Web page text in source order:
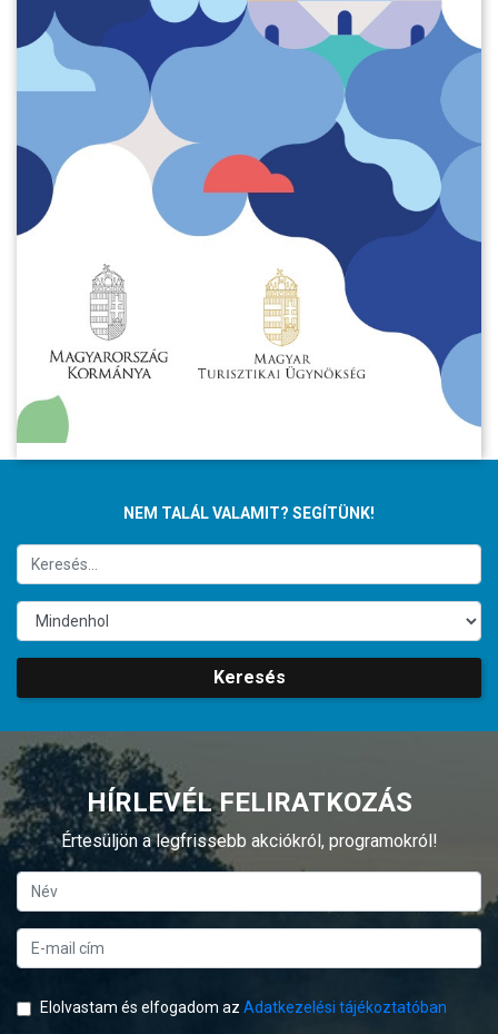
NEM TALÁL VALAMIT? SEGÍTÜNK!
Keresés
HÍRLEVÉL FELIRATKOZÁS
Értesüljön a legfrissebb akciókról, programokról!
Elolvastam és elfogadom az Adatkezelési tájékoztatóban